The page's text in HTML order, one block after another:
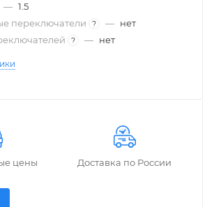
— 1.5
переключатели
? — нет
? — нет
цены Доставка по России